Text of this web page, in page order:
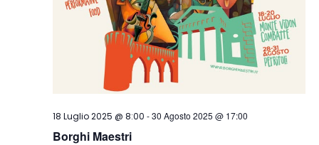
18 Luglio 2025 @ 8:00 -30 Agosto 2025 @ 17:00
Borghi Maestri